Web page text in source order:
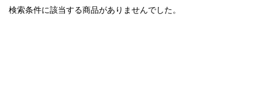
検索条件に該当する商品がありませんでした。